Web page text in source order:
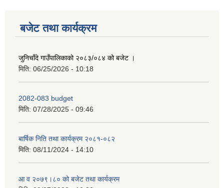
बजेट तथा कार्यक्रम
जुनिचाँदे गाउँपालिकाको २०८३/०८४ को बजेट ।
मिति: 06/25/2026 - 10:18
2082-083 budget
मिति: 07/28/2025 - 09:46
बार्षिक निति तथा कार्यक्रम २०८१-०८२
मिति: 08/11/2024 - 14:10
आ व २०७९।८० को बजेट तथा कार्यक्रम